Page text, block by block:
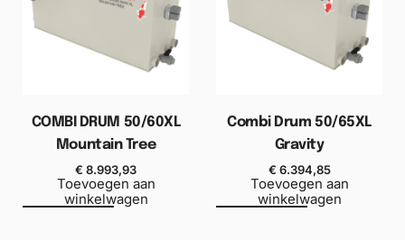
COMBI DRUM 50/60XL
Mountain Tree
€ 8.993,93
Toevoegen aan
winkelwagen
Combi Drum 50/65XL
Gravity
€ 6.394,85
Toevoegen aan
winkelwagen